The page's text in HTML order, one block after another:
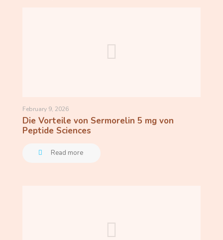
February 9, 2026
Die Vorteile von Sermorelin 5 mg von
Peptide Sciences
Read more